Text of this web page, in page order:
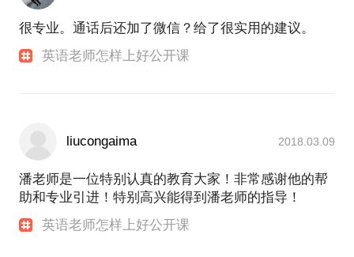
很专业。通话后还加了微信？给了很实用的建议。
英语老师怎样上好公开课
liucongaima 2018.03.09
潘老师是一位特别认真的教育大家！非常感谢他的帮
助和专业引进！特别高兴能得到潘老师的指导！
英语老师怎样上好公开课